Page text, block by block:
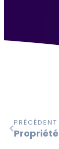
PRÉCÉDENT